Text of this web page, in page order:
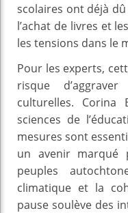
scolaires ont déjà
l’achat de livres et
les tensions dans le
Pour les experts,
risque
culturelles. Corina
sciences de
mesures sont
un avenir marqué
peuples
climatique et la
pause soulève des